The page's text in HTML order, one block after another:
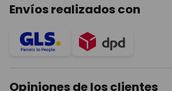
Envíos realizados con
Opiniones de los clientes